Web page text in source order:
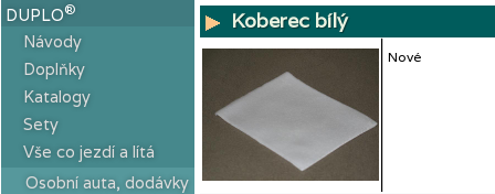
DUPLO®
Návody
Doplňky
Katalogy
Sety
Vše co jezdí a lítá
Osobní auta, dodávky
Koberec bílý
Nové